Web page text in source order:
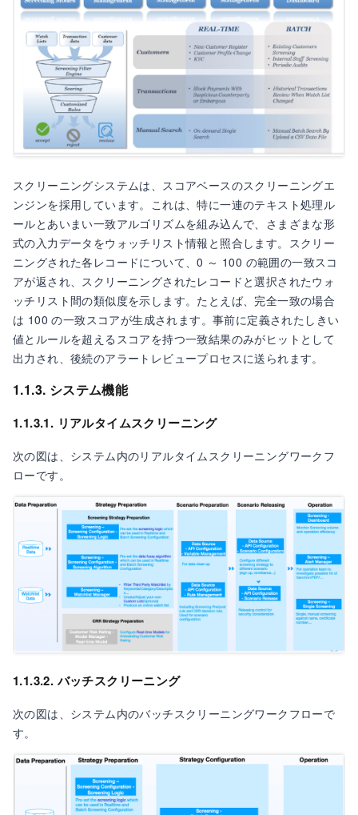
スクリーニングシステムは、スコアベースのスクリーニングエ
ンジンを採用しています。これは、特に一連のテキスト処理ル
ールとあいまい一致アルゴリズムを組み込んで、さまざまな形
式の入力データをウォッチリスト情報と照合します。スクリー
ニングされた各レコードについて、0 ～ 100 の範囲の一致スコ
アが返され、スクリーニングされたレコードと選択されたウォ
ッチリスト間の類似度を示します。たとえば、完全一致の場合
は 100 の一致スコアが生成されます。事前に定義されたしきい
値とルールを超えるスコアを持つ一致結果のみがヒットとして
出力され、後続のアラートレビュープロセスに送られます。
1.1.3. システム機能
1.1.3.1. リアルタイムスクリーニング
次の図は、システム内のリアルタイムスクリーニングワークフ
ローです。
1.1.3.2. バッチスクリーニング
次の図は、システム内のバッチスクリーニングワークフローで
す。